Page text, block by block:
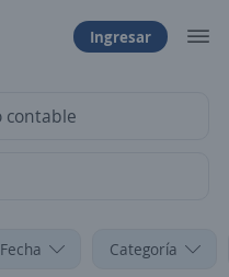
Ingresar
Fecha Categoría